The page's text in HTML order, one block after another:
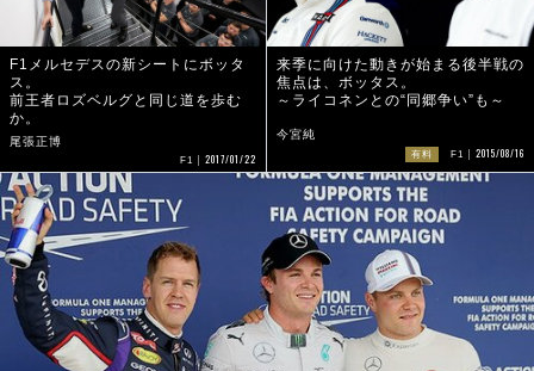
F1メルセデスの新シートにボッタ
ス。
前王者ロズベルグと同じ道を歩む
か。
尾張正博
F1 2017/01/22
来季に向けた動きが始まる後半戦の
焦点は、ボッタス。
～ライコネンとの“同郷争い”も～
今宮純
有料 F1 2015/08/16